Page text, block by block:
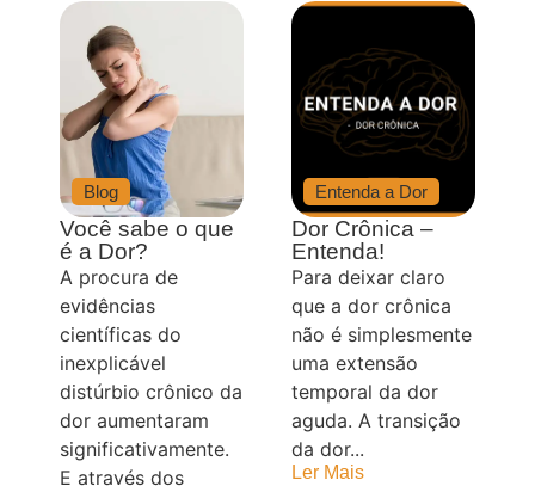
Blog
Você sabe o que
é a Dor?
A procura de
evidências
científicas do
inexplicável
distúrbio crônico da
dor aumentaram
significativamente.
E através dos
Entenda a Dor
Dor Crônica –
Entenda!
Para deixar claro
que a dor crônica
não é simplesmente
uma extensão
temporal da dor
aguda. A transição
da dor...
Ler Mais